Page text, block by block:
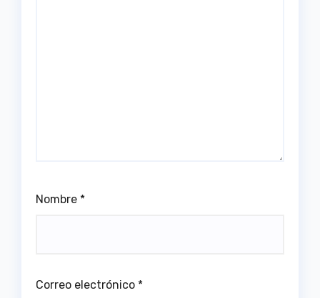
Nombre *
Correo electrónico *